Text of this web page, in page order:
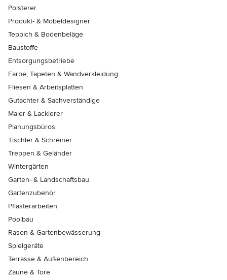
Polsterer
Produkt- & Möbeldesigner
Teppich & Bodenbeläge
Baustoffe
Entsorgungsbetriebe
Farbe, Tapeten & Wandverkleidung
Fliesen & Arbeitsplatten
Gutachter & Sachverständige
Maler & Lackierer
Planungsbüros
Tischler & Schreiner
Treppen & Geländer
Wintergärten
Garten- & Landschaftsbau
Gartenzubehör
Pflasterarbeiten
Poolbau
Rasen & Gartenbewässerung
Spielgeräte
Terrasse & Außenbereich
Zäune & Tore